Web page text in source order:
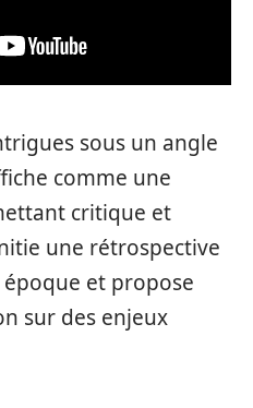
sous un angle
comme une
critique et
une rétrospective
et propose
sur des enjeux